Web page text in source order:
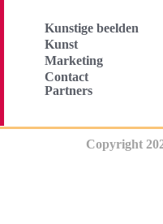
Kunstige beelden
Kunst
Marketing
Contact
Partners
Copyright